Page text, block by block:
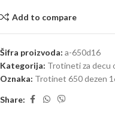
Add to compare
Šifra proizvoda: a-650d16
Kategorija: Trotineti za decu
Oznaka: Trotinet 650 dezen
Share: